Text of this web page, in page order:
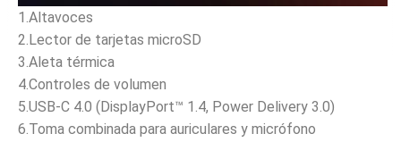
1.Altavoces
2.Lector de tarjetas microSD
3.Aleta térmica
4.Controles de volumen
5.USB-C 4.0 (DisplayPort™ 1.4, Power Delivery 3.0)
6.Toma combinada para auriculares y micrófono